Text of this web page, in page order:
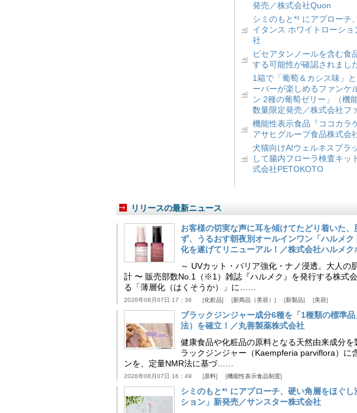
発売／株式会社Quon
シミのもと*¹ にアプローチ
イタンス ホワイトローシ
社
ピセアタンノールを含む食
する可能性が確認されまし
1箱で「葡萄＆カシス味」
ーバーが楽しめるファンケ
ン 2種の葡萄ゼリー」（機
数量限定発売／株式会社フ
機能性表示食品『ココカラ
アサヒグループ食品株式会
犬猫向けAIウェルネスプラ
して腸内フローラ検査キッ
式会社PETOKOTO
リリースの最新ニュース
お客様の切実な声に耳を傾けてたどり着いた
ず、うるおす朝夜別オールインワン「ハルメ
化を遂げてリニューアル！／株式会社ハルメク
～ UVカット・バリア強化・ナノ浸透。大人の
計 〜 販売部数No.1（※1）雑誌『ハルメク』を発行する株式
る「薄層化（はくそうか）」に……
2026年08月07日 17：36 化粧品 新商品（美容） 新製品 美容
ブラックジンジャー成分6種を「1種類の標準
法）を確立！／丸善製薬株式会社
健康食品や化粧品の原料となる天然由来成分
ラックジンジャー（Kaempferia parviflora）に
ンを、定量NMR法に基づ……
2026年08月07日 16：49 原料 機能性表示食品制度
シミのもと*¹ にアプローチ、硬い角層をほぐ
ション」新発売／サンスター株式会社